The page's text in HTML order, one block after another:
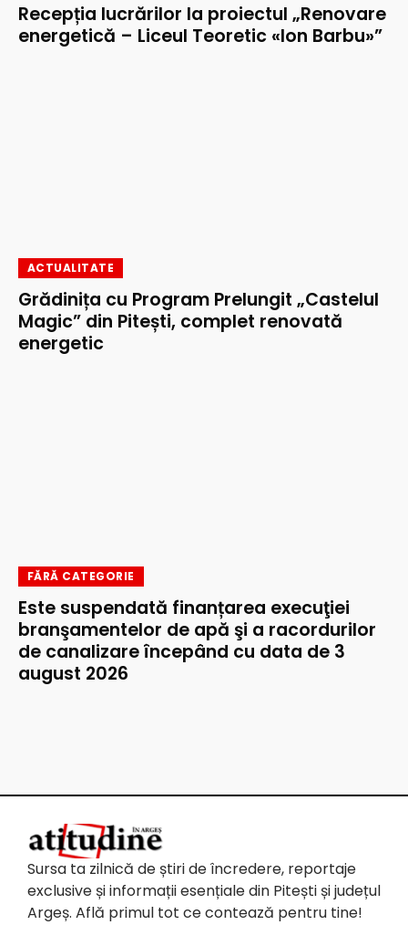
Recepția lucrărilor la proiectul „Renovare
energetică – Liceul Teoretic «Ion Barbu»”
ACTUALITATE
Grădinița cu Program Prelungit „Castelul
Magic” din Pitești, complet renovată
energetic
FĂRĂ CATEGORIE
Este suspendată finanțarea execuţiei
branşamentelor de apă şi a racordurilor
de canalizare începând cu data de 3
august 2026
Sursa ta zilnică de știri de încredere, reportaje
exclusive și informații esențiale din Pitești și județul
Argeș. Află primul tot ce contează pentru tine!